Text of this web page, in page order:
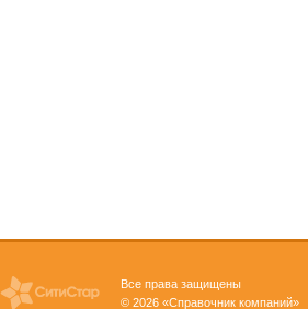
Все права защищены
© 2026 «Справочник компаний»